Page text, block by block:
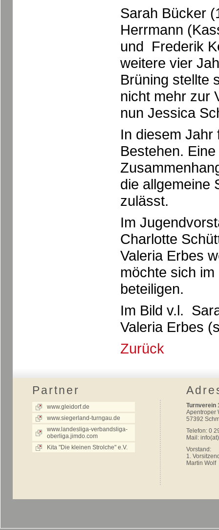
Sarah Bücker
Herrmann
und Frederik
weitere vier
Brüning stellte
nicht mehr zur
nun Jessica
In diesem Jahr
Bestehen.
die allgemeine
zulässt.
Im
Charlotte
Valeria Erbes
möchte sich im
beteiligen.
Im Bild v.l.
Valeria Erbes
Zurück
Partner
www.gleidorf.de
www.siegerland-turngau.de
www.landesliga-verbandsliga-
oberliga.jimdo.com
Kita "Die kleinen Strolche" e.V.
Turnverein
Apentroper
57392
Telefon: 0
Mail:
Vorstand:
1.
Martin Wolf